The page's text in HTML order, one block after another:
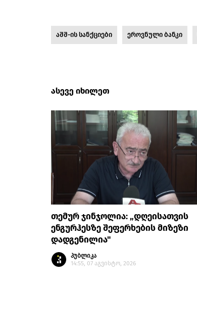
აშშ-ის სანქციები ეროვნული ბანკი
ასევე იხილეთ
თემურ ჯინჯოლია: „დღეისათვის
ენგურჰესზე შეფერხების მიზეზი
დადგენილია"
პუბლიკა
14:55, 07 აგვისტო, 2026